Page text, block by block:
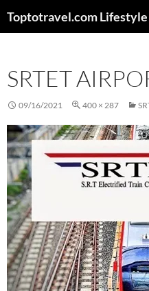
Toptotravel.com Lifestyle
SRTET
09/16/2021 400 × 287